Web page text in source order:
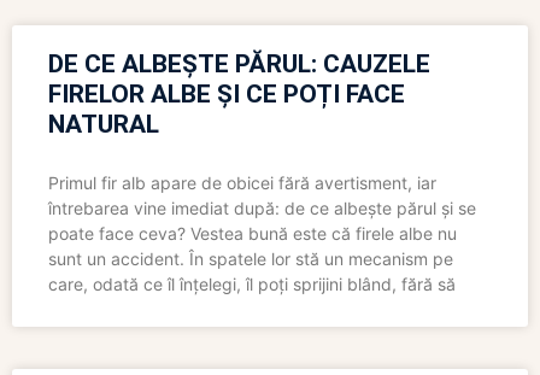
DE CE ALBEȘTE PĂRUL: CAUZELE
FIRELOR ALBE ȘI CE POȚI FACE
NATURAL
Primul fir alb apare de obicei fără avertisment, iar
întrebarea vine imediat după: de ce albește părul și se
poate face ceva? Vestea bună este că firele albe nu
sunt un accident. În spatele lor stă un mecanism pe
care, odată ce îl înțelegi, îl poți sprijini blând, fără să